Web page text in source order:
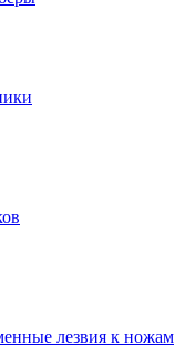
лезвия к ножам